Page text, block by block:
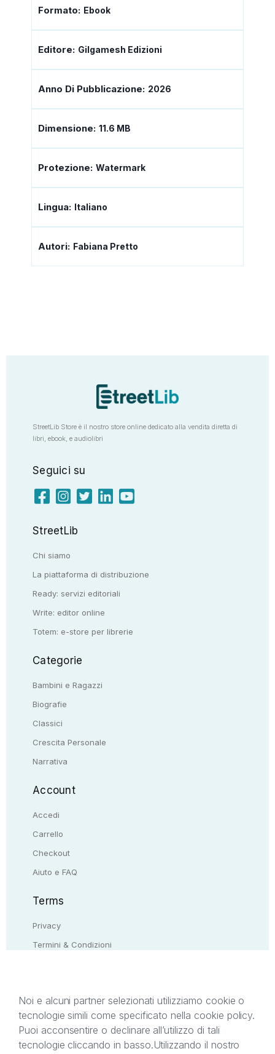
Formato: Ebook
Editore: Gilgamesh Edizioni
Anno Di Pubblicazione: 2026
Dimensione: 11.6 MB
Protezione: Watermark
Lingua: Italiano
Autori: Fabiana Pretto
StreetLib Store è il nostro store online dedicato alla vendita diretta di
libri, ebook, e audiolibri
Seguici su
StreetLib
Chi siamo
La piattaforma di distribuzione
Ready: servizi editoriali
Write: editor online
Totem: e-store per librerie
Categorie
Bambini e Ragazzi
Biografie
Classici
Crescita Personale
Narrativa
Account
Accedi
Carrello
Checkout
Aiuto e FAQ
Terms
Privacy
Termini & Condizioni
Il presente sito web è di proprietà di StreetLib S.r.l.
titolare di tutti i diritti di proprietà intellettuale
Noi e alcuni partner selezionati utilizziamo cookie o
tecnologie simili come specificato nella cookie policy.
Puoi acconsentire o declinare all’utilizzo di tali
tecnologie cliccando in basso.Utilizzando il nostro